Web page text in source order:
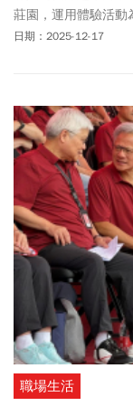
莊園，運用體驗活動
襲，地方創生的實踐
日期：2025-12-17
職場生活